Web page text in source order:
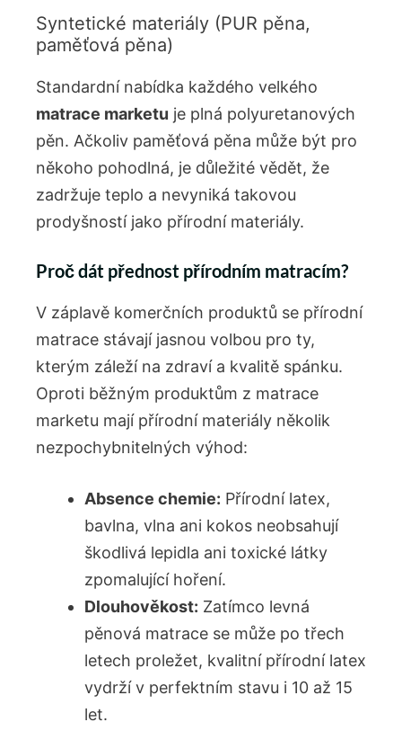
Syntetické materiály (PUR pěna,
paměťová pěna)
Standardní nabídka každého velkého
matrace marketu je plná polyuretanových
pěn. Ačkoliv paměťová pěna může být pro
někoho pohodlná, je důležité vědět, že
zadržuje teplo a nevyniká takovou
prodyšností jako přírodní materiály.
Proč dát přednost přírodním matracím?
V záplavě komerčních produktů se přírodní
matrace stávají jasnou volbou pro ty,
kterým záleží na zdraví a kvalitě spánku.
Oproti běžným produktům z matrace
marketu mají přírodní materiály několik
nezpochybnitelných výhod:
Absence chemie: Přírodní latex,
bavlna, vlna ani kokos neobsahují
škodlivá lepidla ani toxické látky
zpomalující hoření.
Dlouhověkost: Zatímco levná
pěnová matrace se může po třech
letech proležet, kvalitní přírodní latex
vydrží v perfektním stavu i 10 až 15
let.